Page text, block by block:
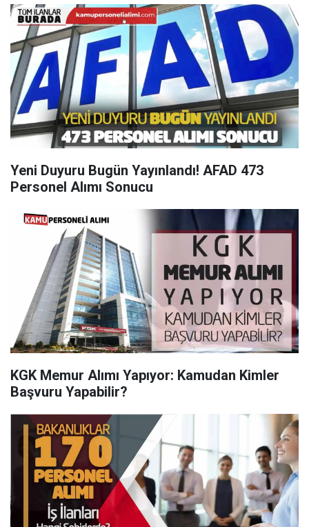
Yeni Duyuru Bugün Yayınlandı! AFAD 473
Personel Alımı Sonucu
KGK Memur Alımı Yapıyor: Kamudan Kimler
Başvuru Yapabilir?